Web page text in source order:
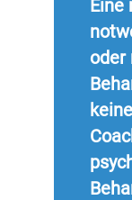
Eine
oder